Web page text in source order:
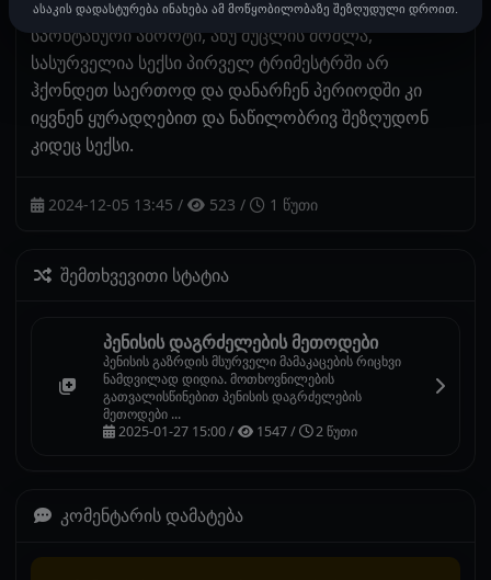
იმ ქალებში, რომელთაც ერთხელ მაინც აღენიშნათ
სპონტანური აბორტი, ანუ მუცლის მოშლა,
სასურველია სექსი პირველ ტრიმესტრში არ
ჰქონდეთ საერთოდ და დანარჩენ პერიოდში კი
იყვნენ ყურადღებით და ნაწილობრივ შეზღუდონ
კიდეც სექსი.
2024-12-05 13:45 / 523 / 1 წუთი
შემთხვევითი სტატია
პენისის დაგრძელების მეთოდები
პენისის გაზრდის მსურველი მამაკაცების რიცხვი
ნამდვილად დიდია. მოთხოვნილების
გათვალისწინებით პენისის დაგრძელების
მეთოდები ...
2025-01-27 15:00 /
1547 / 2 წუთი
კომენტარის დამატება
ასაკის დადასტურება ინახება ამ მოწყობილობაზე შეზღუდული დროით.